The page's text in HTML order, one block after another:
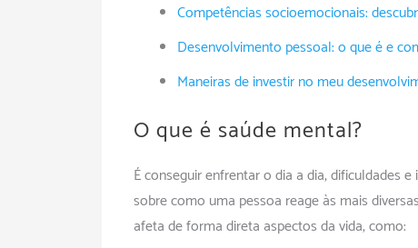
Competências socioemocionais:
Desenvolvimento pessoal: o que é e
Maneiras de investir no meu
O que é saúde mental?
É conseguir enfrentar o dia a dia, dificuldades
sobre como uma pessoa reage às mais
afeta de forma direta aspectos da vida, como: